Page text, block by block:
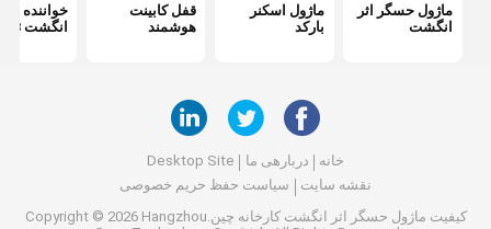
ماژول حسگر اثر
انگشت
ماژول اسکنر
بارکد
قفل کابینت
هوشمند
خواننده اثر
انگشت USB
خانه دربارهی ما
Desktop Site
نقشه سایت
سیاست حفظ حریم خصوصی
کیفیت ماژول حسگر اثر انگشت
کارخانه چین.Copyright © 2026 Hangzhou